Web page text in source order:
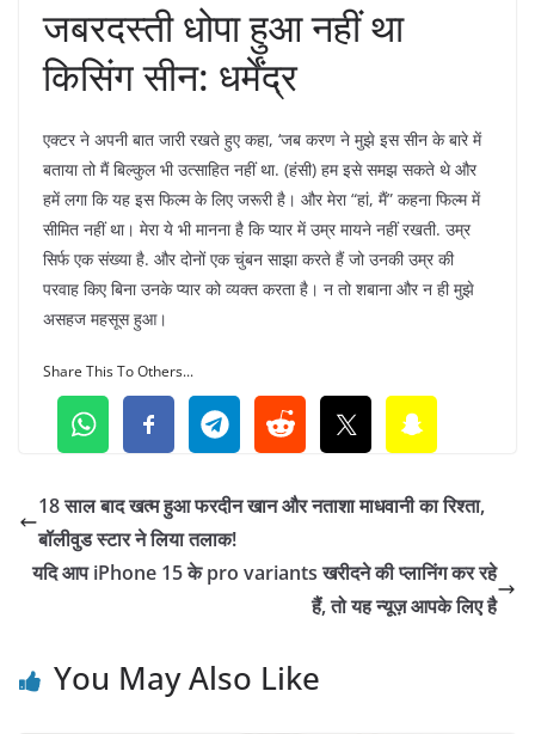
जबरदस्ती धोपा हुआ नहीं था
किसिंग सीन: धर्मेंद्र
एक्टर ने अपनी बात जारी रखते हुए कहा, ‘जब करण ने मुझे इस सीन के बारे में
बताया तो मैं बिल्कुल भी उत्साहित नहीं था. (हंसी) हम इसे समझ सकते थे और
हमें लगा कि यह इस फिल्म के लिए जरूरी है। और मेरा “हां, मैं” कहना फिल्म में
सीमित नहीं था। मेरा ये भी मानना ​​है कि प्यार में उम्र मायने नहीं रखती. उम्र
सिर्फ एक संख्या है. और दोनों एक चुंबन साझा करते हैं जो उनकी उम्र की
परवाह किए बिना उनके प्यार को व्यक्त करता है। न तो शबाना और न ही मुझे
असहज महसूस हुआ।
Share This To Others...
18 साल बाद खत्म हुआ फरदीन खान और नताशा माधवानी का रिश्ता,
बॉलीवुड स्टार ने लिया तलाक!
यदि आप iPhone 15 के pro variants खरीदने की प्लानिंग कर रहे
हैं, तो यह न्यूज़ आपके लिए है
You May Also Like